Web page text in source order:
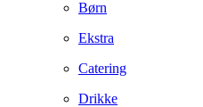
Børn
Ekstra
Catering
Drikke